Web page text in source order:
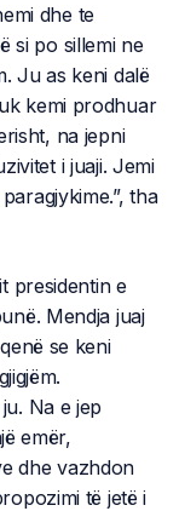
dhe te
si po sillemi ne
Ju as keni dalë
kemi prodhuar
na jepni
i juaji. Jemi
tha
presidentin e
Mendja juaj
se keni
Na e jep
emër,
dhe vazhdon
të jetë i